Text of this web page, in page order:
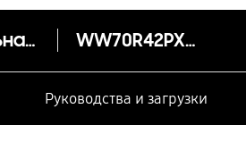
Узкая стиральная машина с AddWash, 7 кг, WW4600R WW70R42PXSWDLP
Руководства и загрузки